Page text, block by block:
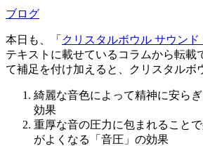
ブログ
本日も、「 クリスタルボウル サウン
テキストに載せているコラムから転載
て補足を付け加えると、クリスタルボ
綺麗な音色によって精神に安ら
効果
重厚な音の圧力に包まれること
がよくなる「音圧」の効果